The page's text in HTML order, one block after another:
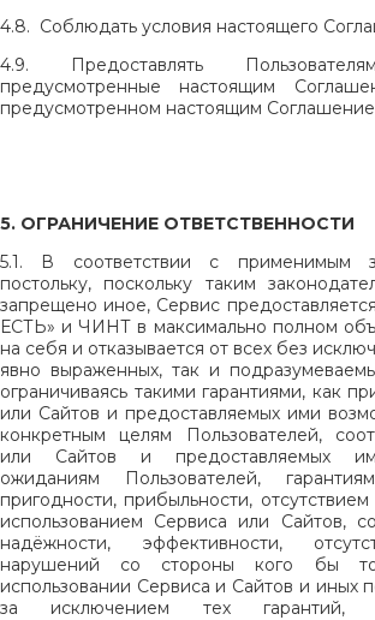
4.8. Соблюдать условия настоящего
4.9. Предоставлять
предусмотренные настоящим
предусмотренном настоящим
5. ОГРАНИЧЕНИЕ ОТВЕТСТВЕННОСТИ
5.1. В соответствии с применимым
постольку, поскольку таким
запрещено иное, Сервис
ЕСТЬ» и ЧИНТ в максимально полном
на себя и отказывается от всех без
явно выраженных, так и
ограничиваясь такими гарантиями, как
или Сайтов и предоставляемых ими
конкретным целям Пользователей,
или Сайтов и предоставляемых
ожиданиям Пользователей,
пригодности, прибыльности,
использованием Сервиса или Сайтов,
надёжности, эффективности,
нарушений со стороны кого бы
использовании Сервиса и Сайтов и иных
за исключением тех гарантий,